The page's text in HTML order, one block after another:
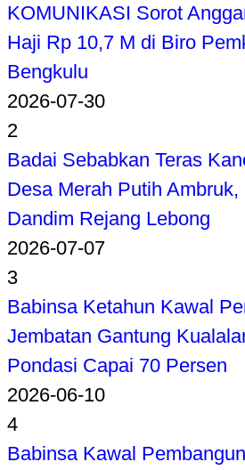
KOMUNIKASI Sorot
Haji Rp 10,7 M di Biro
Bengkulu
2026-07-30
2
Badai Sebabkan Teras
Desa Merah Putih
Dandim Rejang Lebong
2026-07-07
3
Babinsa Ketahun Kawal
Jembatan Gantung
Pondasi Capai 70 Persen
2026-06-10
4
Babinsa Kawal